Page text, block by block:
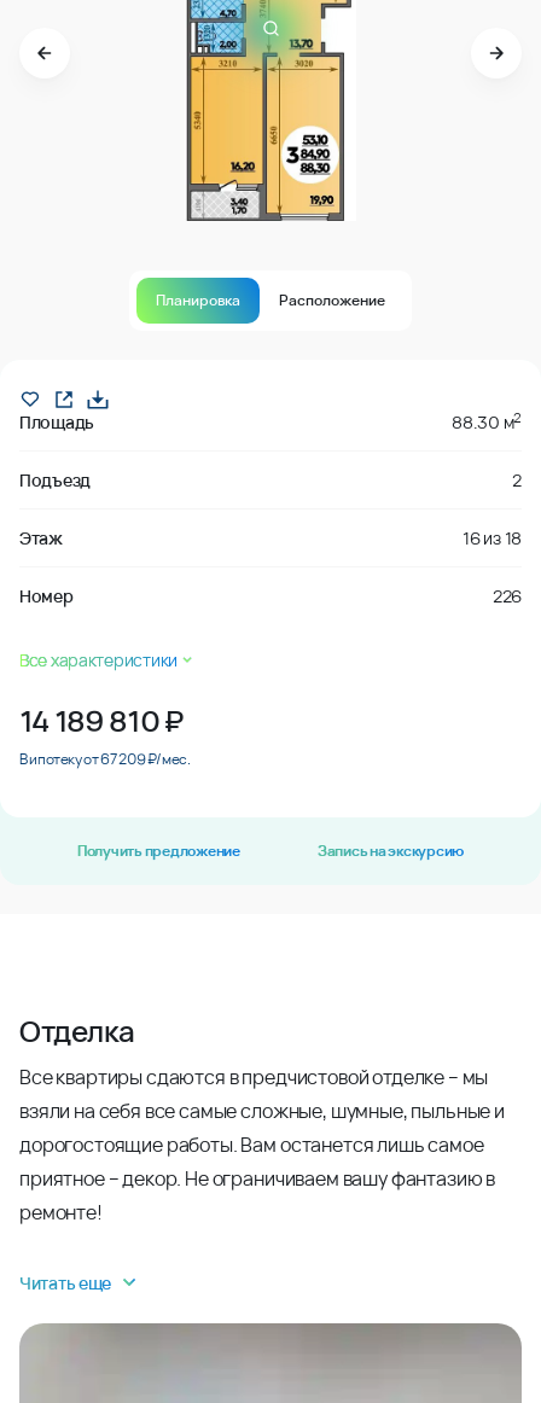
Планировка Расположение
Площадь 88.30 м2
Подъезд 2
Этаж 16из18
Номер 226
Все характеристики
14 189 810₽
В ипотеку от 67 209 ₽/мес.
Получить предложение Запись на экскурсию
Отделка
Все квартиры сдаются в предчистовой отделке – мы
взяли на себя все самые сложные, шумные, пыльные и
дорогостоящие работы. Вам останется лишь самое
приятное – декор. Не ограничиваем вашу фантазию в
ремонте!
Читать еще